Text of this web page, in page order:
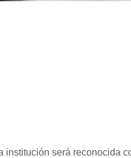
institución será reconocida